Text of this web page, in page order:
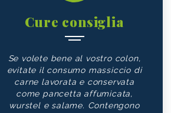
Cure consiglia
Se volete bene al vostro colon,
evitate il consumo massiccio di
carne lavorata e conservata
come pancetta affumicata,
wurstel e salame. Contengono